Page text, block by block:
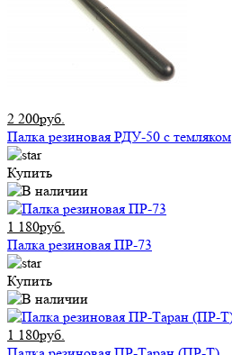
2 200руб.
Палка резиновая РДУ-50 с темляком
Купить
1 180руб.
Палка резиновая ПР-73
Купить
1 180руб.